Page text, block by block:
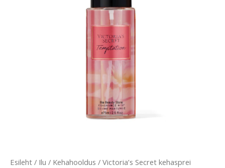
Esileht / Ilu / Kehahooldus / Victoria’s Secret kehasprei